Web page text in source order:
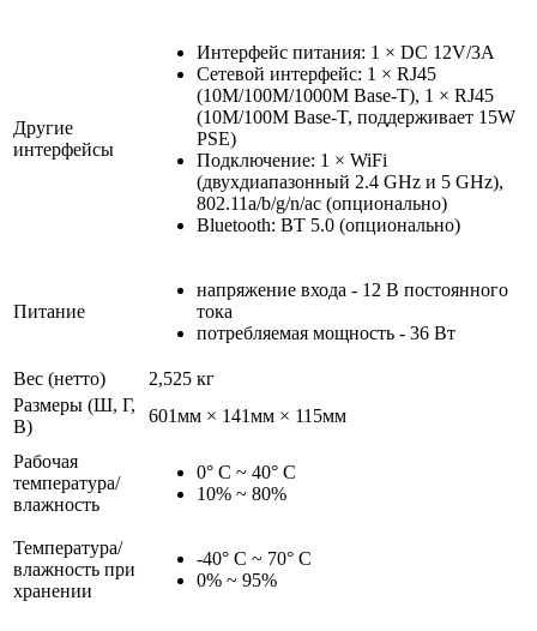
Другие
интерфейсы
Интерфейс питания: 1 × DC 12V/3A
Сетевой интерфейс: 1 × RJ45
(10M/100M/1000M Base-T), 1 × RJ45
(10M/100M Base-T, поддерживает 15W
PSE)
Подключение: 1 × WiFi
(двухдиапазонный 2.4 GHz и 5 GHz),
802.11a/b/g/n/ac (опционально)
Bluetooth: BT 5.0 (опционально)
Питание
напряжение входа - 12 В постоянного
тока
потребляемая мощность - 36 Вт
Вес (нетто)
2,525 кг
Размеры (Ш, Г,
В)
601мм × 141мм × 115мм
Рабочая
температура/
влажность
0° C ~ 40° C
10% ~ 80%
Температура/
влажность при
хранении
-40° C ~ 70° C
0% ~ 95%